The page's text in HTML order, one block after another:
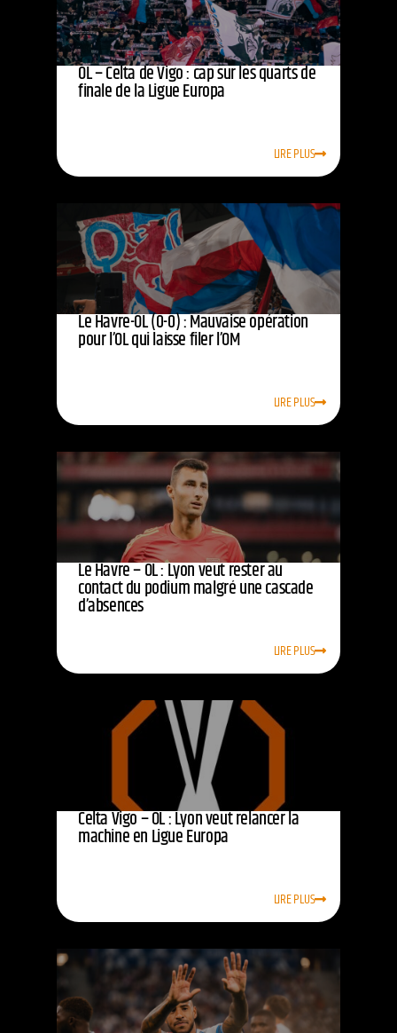
OL – Celta de Vigo : cap sur les quarts de
finale de la Ligue Europa
LIRE PLUS
Le Havre-OL (0-0) : Mauvaise opération
pour l’OL qui laisse filer l’OM
LIRE PLUS
Le Havre – OL : Lyon veut rester au
contact du podium malgré une cascade
d’absences
LIRE PLUS
Celta Vigo – OL : Lyon veut relancer la
machine en Ligue Europa
LIRE PLUS